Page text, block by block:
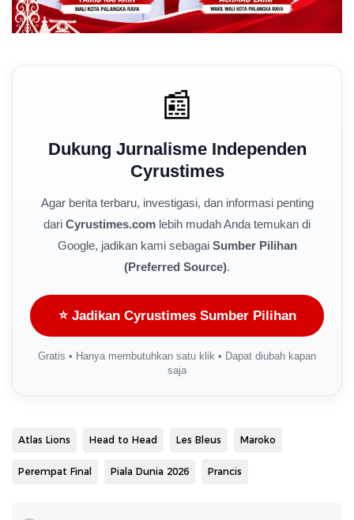
📰
Dukung Jurnalisme Independen
Cyrustimes
Agar berita terbaru, investigasi, dan informasi penting
dari Cyrustimes.com lebih mudah Anda temukan di
Google, jadikan kami sebagai Sumber Pilihan
(Preferred Source).
⭐ Jadikan Cyrustimes Sumber Pilihan
Gratis • Hanya membutuhkan satu klik • Dapat diubah kapan
saja
Atlas Lions Head to Head Les Bleus Maroko
Perempat Final Piala Dunia 2026 Prancis